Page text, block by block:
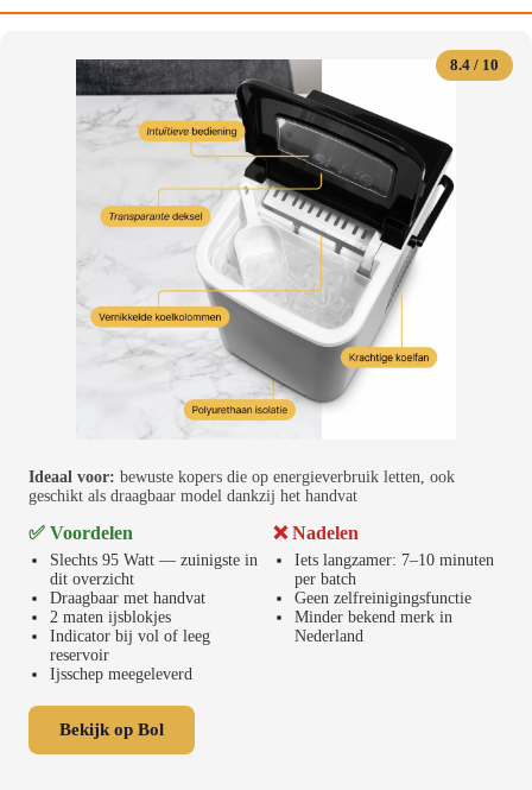
8.4 / 10
Ideaal voor: bewuste kopers die op energieverbruik letten, ook
geschikt als draagbaar model dankzij het handvat
✅ Voordelen
Slechts 95 Watt — zuinigste in
dit overzicht
Draagbaar met handvat
2 maten ijsblokjes
Indicator bij vol of leeg
reservoir
Ijsschep meegeleverd
❌ Nadelen
Iets langzamer: 7–10 minuten
per batch
Geen zelfreinigingsfunctie
Minder bekend merk in
Nederland
Bekijk op Bol